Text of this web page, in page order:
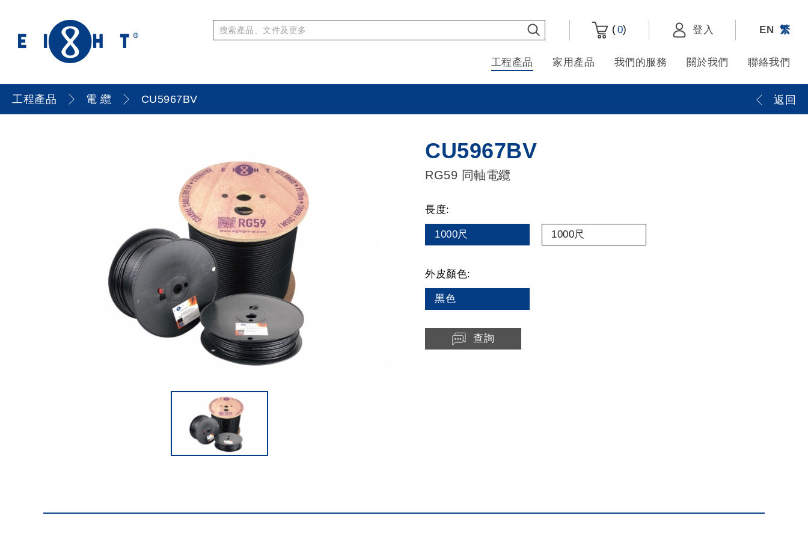
(0) 登入 EN 繁
工程產品 家用產品 我們的服務 關於我們 聯絡我們
工程產品 電 纜 CU5967BV 返回
CU5967BV
RG59 同軸電纜
長度:
1000尺 1000尺
外皮顏色:
黑色
查詢